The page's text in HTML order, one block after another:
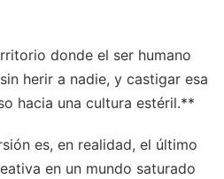
donde el ser humano
herir a nadie, y castigar esa
hacia una cultura estéril.**
es, en realidad, el último
en un mundo saturado